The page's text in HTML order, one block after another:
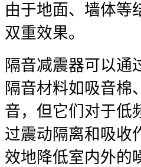
由于地面、墙体等
双重效果。
隔音减震器可以通
隔音材料如吸音棉
音，但它们对于低
过震动隔离和吸收
效地降低室内外的